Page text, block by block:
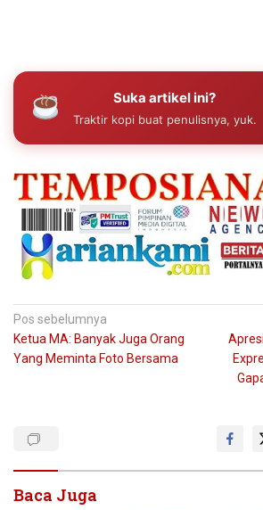
Suka artikel ini?
Traktir kopi buat penulisnya, yuk.
Navigasi
pos
Pos sebelumnya
Ketua MA: Banyak Juga Orang
Yang Meminta Foto Bersama
Baca Juga